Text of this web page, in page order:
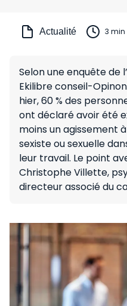
Actualité 3 min
Selon une enquête de
Ekilibre conseil-
hier, 60 % des
ont déclaré avoir été
moins un agissement
sexiste ou sexuelle
leur travail. Le point
Christophe Villette,
directeur associé du